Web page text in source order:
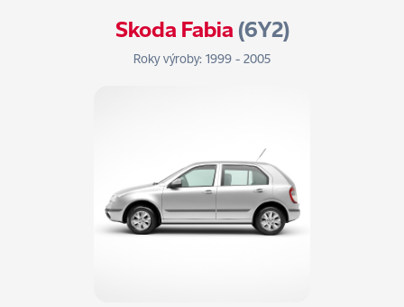
Skoda Fabia (6Y2)
Roky výroby: 1999 - 2005